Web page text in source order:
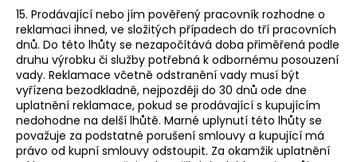
15. Prodávající nebo jím pověřený pracovník rozhodne o
reklamaci ihned, ve složitých případech do tří pracovních
dnů. Do této lhůty se nezapočítává doba přiměřená podle
druhu výrobku či služby potřebná k odbornému posouzení
vady. Reklamace včetně odstranění vady musí být
vyřízena bezodkladně, nejpozději do 30 dnů ode dne
uplatnění reklamace, pokud se prodávající s kupujícím
nedohodne na delší lhůtě. Marné uplynutí této lhůty se
považuje za podstatné porušení smlouvy a kupující má
právo od kupní smlouvy odstoupit. Za okamžik uplatnění